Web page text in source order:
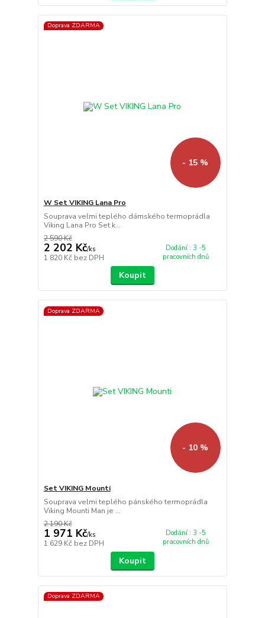
Doprava ZDARMA
- 15 %
W Set VIKING Lana Pro
Souprava velmi teplého dámského termoprádla
Viking Lana Pro Set k...
2 590 Kč
2 202 Kč/ks
1 820 Kč bez DPH
Dodání : 3 -5
pracovních dnů
Koupit
Doprava ZDARMA
- 10 %
Set VIKING Mounti
Souprava velmi teplého pánského termoprádla
Viking Mounti Man je ...
2 190 Kč
1 971 Kč/ks
1 629 Kč bez DPH
Dodání : 3 -5
pracovních dnů
Koupit
Doprava ZDARMA